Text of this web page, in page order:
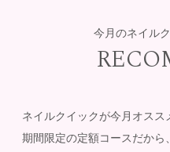
今月のネイル
ネイルクイックが今月オスス
期間限定の定額コースだか